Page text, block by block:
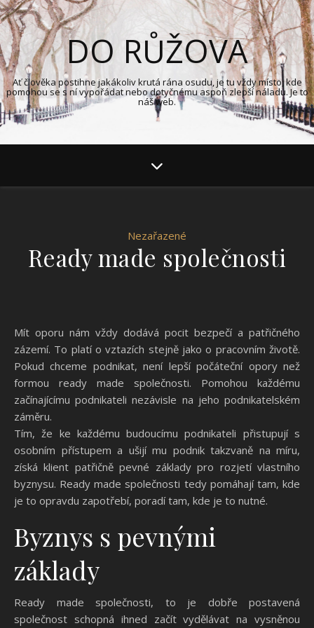
DO RŮŽOVA
Ať člověka postihne jakákoliv krutá rána osudu, je tu vždy místo, kde
pomohou se s ní vypořádat nebo dotyčnému aspoň zlepší náladu. Je to
náš web.
Nezařazené
Ready made společnosti
Mít oporu nám vždy dodává pocit bezpečí a patřičného
zázemí. To platí o vztazích stejně jako o pracovním životě.
Pokud chceme podnikat, není lepší počáteční opory než
formou ready made společnosti. Pomohou každému
začínajícímu podnikateli nezávisle na jeho podnikatelském
záměru.
Tím, že ke každému budoucímu podnikateli přistupují s
osobním přístupem a ušijí mu podnik takzvaně na míru,
získá klient patřičně pevné základy pro rozjetí vlastního
byznysu. Ready made společnosti tedy pomáhají tam, kde
je to opravdu zapotřebí, poradí tam, kde je to nutné.
Byznys s pevnými
základy
Ready made společnosti, to je dobře postavená
společnost schopná ihned začít vydělávat na vysněnou